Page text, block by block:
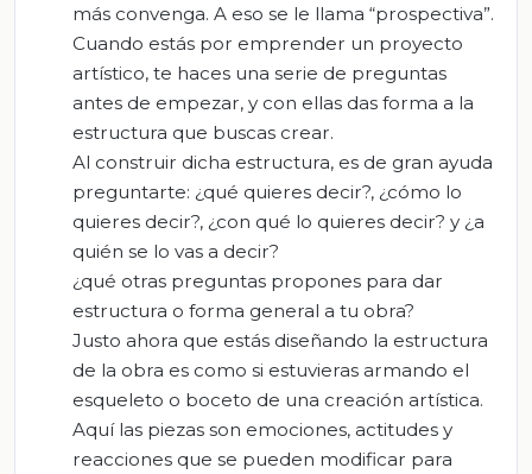
más convenga. A eso se le llama “prospectiva”.
Cuando estás por emprender un proyecto
artístico, te haces una serie de preguntas
antes de empezar, y con ellas das forma a la
estructura que buscas crear.
Al construir dicha estructura, es de gran ayuda
preguntarte: ¿qué quieres decir?, ¿cómo lo
quieres decir?, ¿con qué lo quieres decir? y ¿a
quién se lo vas a decir?
¿qué otras preguntas propones para dar
estructura o forma general a tu obra?
Justo ahora que estás diseñando la estructura
de la obra es como si estuvieras armando el
esqueleto o boceto de una creación artística.
Aquí las piezas son emociones, actitudes y
reacciones que se pueden modificar para